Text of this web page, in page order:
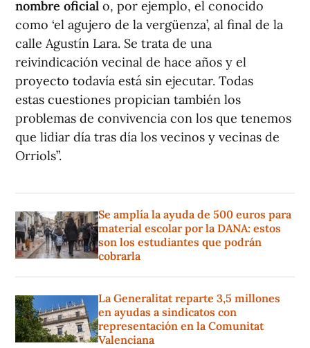
nombre oficial o, por ejemplo, el conocido
como ‘el agujero de la vergüenza’, al final de la
calle Agustín Lara. Se trata de una
reivindicación vecinal de hace años y el
proyecto todavía está sin ejecutar. Todas
estas cuestiones propician también los
problemas de convivencia con los que tenemos
que lidiar día tras día los vecinos y vecinas de
Orriols”.
Se amplía la ayuda de 500 euros para
material escolar por la DANA: estos
son los estudiantes que podrán
cobrarla
La Generalitat reparte 3,5 millones
en ayudas a sindicatos con
representación en la Comunitat
Valenciana